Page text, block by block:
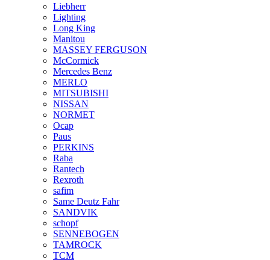
Liebherr
Lighting
Long King
Manitou
MASSEY FERGUSON
McCormick
Mercedes Benz
MERLO
MITSUBISHI
NISSAN
NORMET
Ocap
Paus
PERKINS
Raba
Rantech
Rexroth
safim
Same Deutz Fahr
SANDVIK
schopf
SENNEBOGEN
TAMROCK
TCM